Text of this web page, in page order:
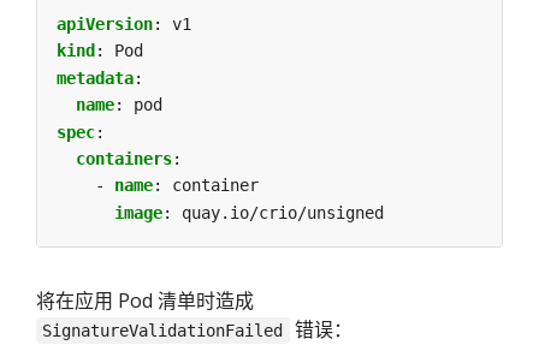
apiVersion:
v1
kind :
Pod
metadata:
name:
pod
spec:
containers:
- name:
container
image: quay.io/crio/unsigned
将在应用 Pod 清单时造成
SignatureValidationFailed 错误：